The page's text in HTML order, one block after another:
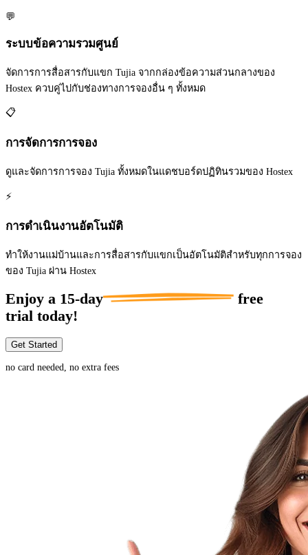
💬
ระบบข้อความรวมศูนย์
จัดการการสื่อสารกับแขก Tujia จากกล่องข้อความส่วนกลางของ
Hostex ควบคู่ไปกับช่องทางการจองอื่น ๆ ทั้งหมด
📋
การจัดการการจอง
ดูและจัดการการจอง Tujia ทั้งหมดในแดชบอร์ดปฏิทินรวมของ Hostex
⚡
การดำเนินงานอัตโนมัติ
ทำให้งานแม่บ้านและการสื่อสารกับแขกเป็นอัตโนมัติสำหรับทุกการจอง
ของ Tujia ผ่าน Hostex
Enjoy a 15-day
free
trial today!
Get Started
no card needed, no extra fees